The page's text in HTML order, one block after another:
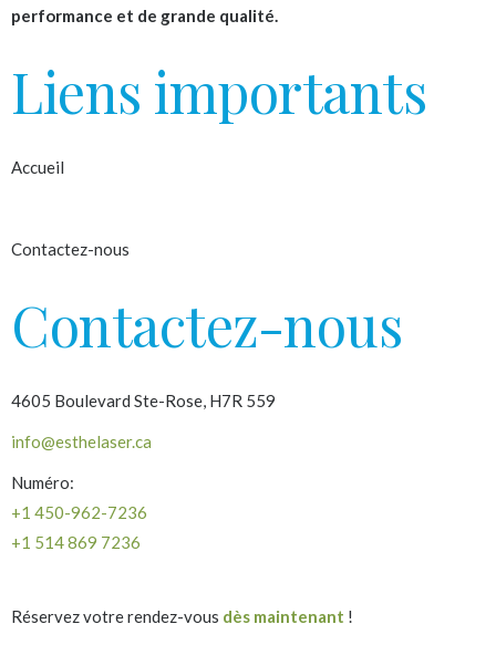
performance et de grande qualité.
Liens importants
Accueil
Contactez-nous
Contactez-nous
4605 Boulevard Ste-Rose, H7R 559
info@esthelaser.ca
Numéro:
+1 450-962-7236
+1 514 869 7236
Réservez votre rendez-vous dès maintenant !